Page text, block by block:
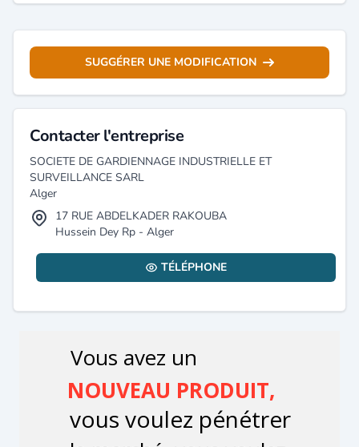
SUGGÉRER UNE MODIFICATION
Contacter l'entreprise
SOCIETE DE GARDIENNAGE INDUSTRIELLE ET
SURVEILLANCE SARL
Alger
17 RUE ABDELKADER RAKOUBA
Hussein Dey Rp - Alger
TÉLÉPHONE